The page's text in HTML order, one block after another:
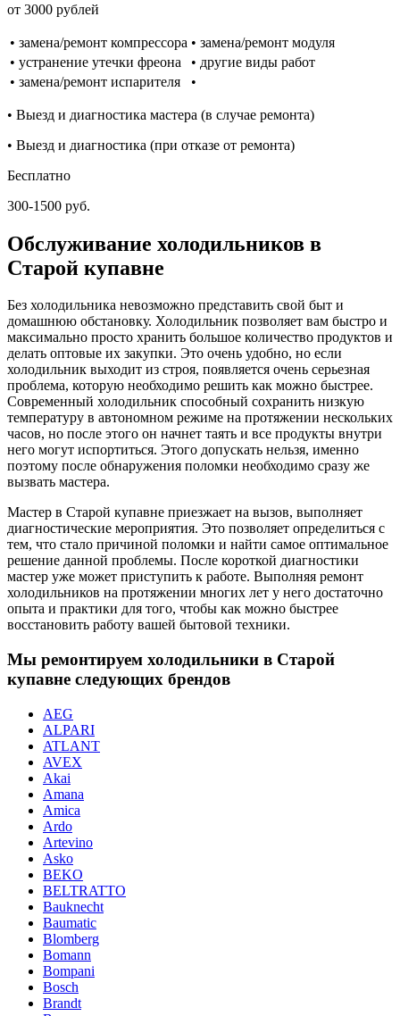
от 3000 рублей
• замена/ремонт компрессора • замена/ремонт модуля
• устранение утечки фреона
• другие виды работ
• замена/ремонт испарителя
•
• Выезд и диагностика мастера (в случае ремонта)
• Выезд и диагностика (при отказе от ремонта)
Бесплатно
300-1500 руб.
Обслуживание холодильников в
Старой купавне
Без холодильника невозможно представить свой быт и
домашнюю обстановку. Холодильник позволяет вам быстро и
максимально просто хранить большое количество продуктов и
делать оптовые их закупки. Это очень удобно, но если
холодильник выходит из строя, появляется очень серьезная
проблема, которую необходимо решить как можно быстрее.
Современный холодильник способный сохранить низкую
температуру в автономном режиме на протяжении нескольких
часов, но после этого он начнет таять и все продукты внутри
него могут испортиться. Этого допускать нельзя, именно
поэтому после обнаружения поломки необходимо сразу же
вызвать мастера.
Мастер в Старой купавне приезжает на вызов, выполняет
диагностические мероприятия. Это позволяет определиться с
тем, что стало причиной поломки и найти самое оптимальное
решение данной проблемы. После короткой диагностики
мастер уже может приступить к работе. Выполняя ремонт
холодильников на протяжении многих лет у него достаточно
опыта и практики для того, чтобы как можно быстрее
восстановить работу вашей бытовой техники.
Мы ремонтируем холодильники в Старой
купавне следующих брендов
AEG
ALPARI
ATLANT
AVEX
Akai
Amana
Amica
Ardo
Artevino
Asko
BEKO
BELTRATTO
Bauknecht
Baumatic
Blomberg
Bomann
Bompani
Bosch
Brandt